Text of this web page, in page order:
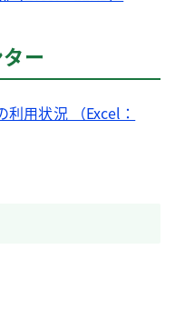
ー
用状況 （Excel：